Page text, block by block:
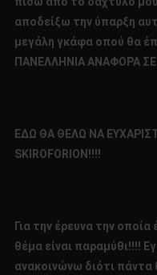
αποδείξω την ύπαρξη
μεγάλη γκάφα οπού θα
ΠΑΝΕΛΛΗΝΙΑ ΑΝΑΦΟΡΑ
ΕΔΩ ΘΑ ΘΕΛΩ ΝΑ
SKIROFORION !!!!
Για την έρευνα την
θέμα είναι παραμύθι!!!!
ανακοινώνω διότι πάντα